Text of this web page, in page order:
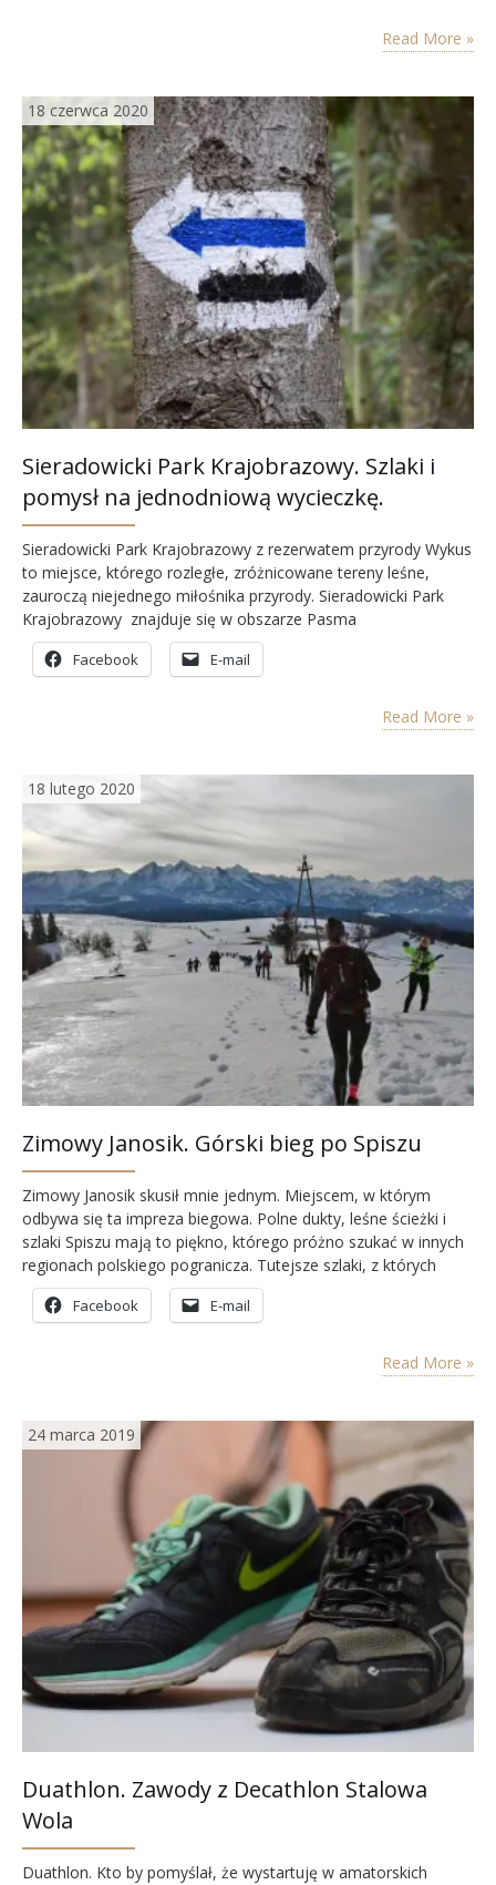
Read More »
18 czerwca 2020
Sieradowicki Park Krajobrazowy. Szlaki i
pomysł na jednodniową wycieczkę.
Sieradowicki Park Krajobrazowy z rezerwatem przyrody Wykus
to miejsce, którego rozległe, zróżnicowane tereny leśne,
zauroczą niejednego miłośnika przyrody. Sieradowicki Park
Krajobrazowy znajduje się w obszarze Pasma
Sieradowickiego Gór Świętokrzyskich. W obszarze Parku
znajdują się także trzy rezerwaty przyrody – Wykus, Góra
Krajobrazowym, poza dobrodziejstwami i unikatami natury,
znajdujemy także pamiątki wydarzeń historycznych.
Facebook E-mail
Read More »
18 lutego 2020
Zimowy Janosik. Górski bieg po Spiszu
Zimowy Janosik skusił mnie jednym. Miejscem, w którym
odbywa się ta impreza biegowa. Polne dukty, leśne ścieżki i
szlaki Spiszu mają to piękno, którego próżno szukać w innych
regionach polskiego pogranicza. Tutejsze szlaki, z których
rozpościerają się panoramy Tatr, Pienin i Gorców tworzą Spisz
miejscem wyjątkowym. Takim, do którego dusza się rwie, a
Facebook E-mail
Read More »
24 marca 2019
Duathlon. Zawody z Decathlon Stalowa
Wola
Duathlon. Kto by pomyślał, że wystartuję w amatorskich